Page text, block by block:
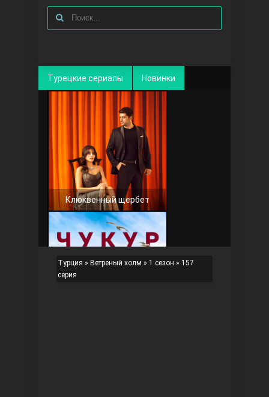
Турецкие сериалы Новинки
Клюквенный щербет
Турция » Ветреный холм » 1 сезон » 157
серия